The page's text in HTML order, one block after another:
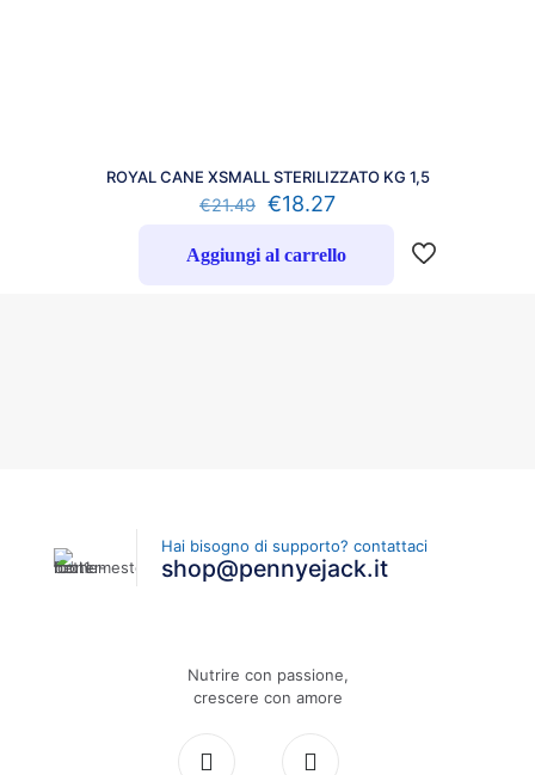
ROYAL CANE XSMALL STERILIZZATO KG 1,5
€21.49 €18.27
Aggiungi al carrello
Hai bisogno di supporto? contattaci
shop@pennyejack.it
Nutrire con passione,
crescere con amore